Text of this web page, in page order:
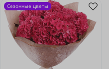
Сезонные цветы